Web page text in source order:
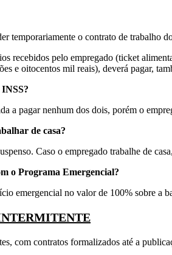
temporariamente o contrato de trabalho
recebidos pelo empregado (ticket
e oitocentos mil reais), deverá pagar,
a pagar nenhum dos dois, porém o
de casa?
Caso o empregado trabalhe de
o Programa Emergencial?
emergencial no valor de 100% sobre a
com contratos formalizados até a